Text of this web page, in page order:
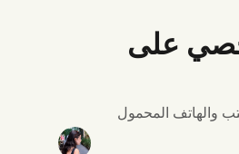
على